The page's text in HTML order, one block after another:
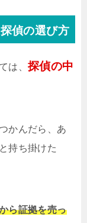
偵の選び方
は、 探偵の中
かんだら、あ
持ち掛けた
ら証拠を売っ